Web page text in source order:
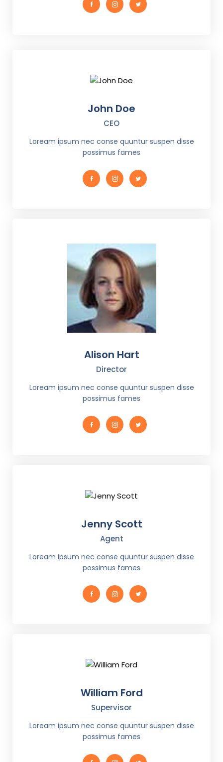
John Doe
CEO
Loream ipsum nec conse quuntur suspen disse
possimus fames
Alison Hart
Director
Loream ipsum nec conse quuntur suspen disse
possimus fames
Jenny Scott
Agent
Loream ipsum nec conse quuntur suspen disse
possimus fames
William Ford
Supervisor
Loream ipsum nec conse quuntur suspen disse
possimus fames